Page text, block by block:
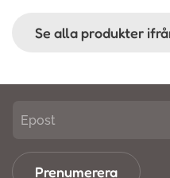
Se alla produkter
Prenumerera